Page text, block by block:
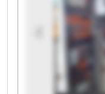
GmbH SK
Maschinen-
GmbH SK
Maschinen-